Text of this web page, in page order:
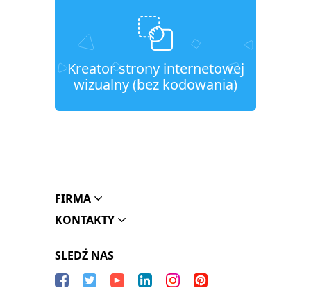
Kreator strony internetowej
wizualny (bez kodowania)
FIRMA
KONTAKTY
SLEDŹ NAS